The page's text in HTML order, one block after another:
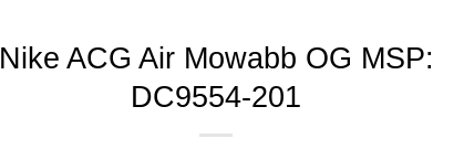
Nike ACG Air Mowabb OG MSP:
DC9554-201